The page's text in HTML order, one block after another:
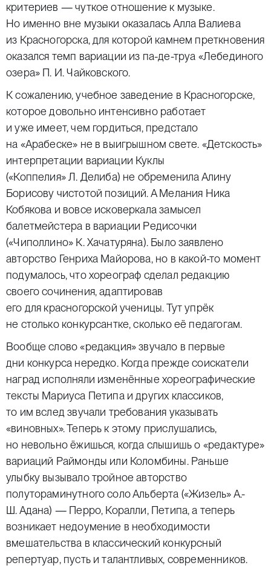
критериев — чуткое отношение к музыке.
Но именно вне музыки оказалась Алла Валиева
из Красногорска, для которой камнем преткновения
оказался темп вариации из па-де-труа «Лебединого
озера» П. И. Чайковского.
К сожалению, учебное заведение в Красногорске,
которое довольно интенсивно работает
и уже имеет, чем гордиться, предстало
на «Арабеске» не в выигрышном свете. «Детскость»
интерпретации вариации Куклы
(«Коппелия» Л. Делиба) не обременила Алину
Борисову чистотой позиций. А Мелания Ника
Кобякова и вовсе исковеркала замысел
балетмейстера в вариации Редисочки
(«Чиполлино» К. Хачатуряна). Было заявлено
авторство Генриха Майорова, но в какой-то момент
подумалось, что хореограф сделал редакцию
своего сочинения, адаптировав
его для красногорской ученицы. Тут упрёк
не столько конкурсантке, сколько её педагогам.
Вообще слово «редакция» звучало в первые
дни конкурса нередко. Когда прежде соискатели
наград исполняли изменённые хореографические
тексты Мариуса Петипа и других классиков,
то им вслед звучали требования указывать
«виновных». Теперь к этому прислушались,
но невольно ёжишься, когда слышишь о «редактуре»
вариаций Раймонды или Коломбины. Раньше
улыбку вызывало тройное авторство
полутораминутного соло Альберта («Жизель» А.-
Ш. Адана) — Перро, Коралли, Петипа, а теперь
возникает недоумение в необходимости
вмешательства в классический конкурсный
репертуар, пусть и талантливых, современников.